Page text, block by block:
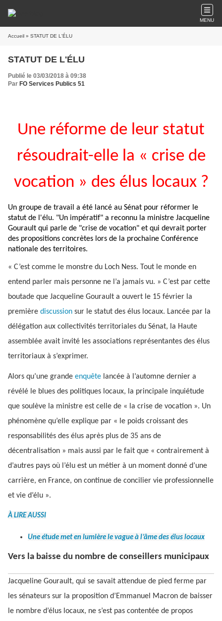
MENU
Accueil » STATUT DE L'ÉLU
STATUT DE L'ÉLU
Publié le 03/03/2018 à 09:38
Par FO Services Publics 51
Une réforme de leur statut
résoudrait-elle la « crise de
vocation » des élus locaux ?
Un groupe de travail a été lancé au Sénat pour réformer le
statut de l'élu. "Un impératif" a reconnu la ministre Jacqueline
Gourault qui parle de "crise de vocation" et qui devrait porter
des propositions concrètes lors de la prochaine Conférence
nationale des territoires.
« C’est comme le monstre du Loch Ness. Tout le monde en
entend parler mais personne ne l’a jamais vu. » C’est par cette
boutade que Jacqueline Gourault a ouvert le 15 février la
première discussion sur le statut des élus locaux. Lancée par la
délégation aux collectivités territoriales du Sénat, la Haute
assemblée avait invité les associations représentantes des élus
territoriaux à s’exprimer.
Alors qu’une grande enquête lancée à l’automne dernier a
révélé le blues des politiques locaux, la principale inquiétude
que soulève la ministre est celle de « la crise de vocation ». Un
phénomène qu’elle explique par « le poids croissant des
responsabilités des élus après plus de 35 ans de
décentralisation » mais aussi par le fait que « contrairement à
d’autres pays où l’élu est un métier à un moment donné d’une
carrière, en France, on continue de concilier vie professionnelle
et vie d’élu ».
À LIRE AUSSI
Une étude met en lumière le vague à l’âme des élus locaux
Vers la baisse du nombre de conseillers municipaux
Jacqueline Gourault, qui se savait attendue de pied ferme par
les sénateurs sur la proposition d’Emmanuel Macron de baisser
le nombre d’élus locaux, ne s’est pas contentée de propos